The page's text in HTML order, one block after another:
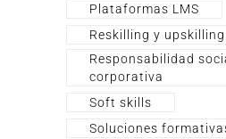
Plataformas LMS
Reskilling y upskilling
Responsabilidad
corporativa
Soft skills
Soluciones